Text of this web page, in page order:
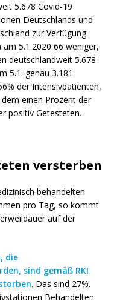
5.678 Covid-19
Deutschlands und
zur Verfügung
5.1.2020 66 weniger,
deutschlandweit 5.678
5.1. genau 3.181
der Intensivpatienten,
einen Prozent der
positiv Getesteten.
versterben
behandelten
pro Tag, so kommt
auf der
die
sind gemäß RKI
. Das sind 27%.
Behandelten